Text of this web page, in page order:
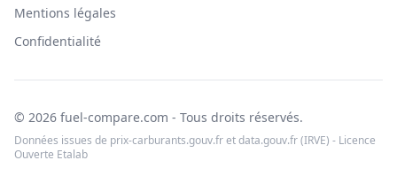
Mentions légales
Confidentialité
© 2026 fuel-compare.com - Tous droits réservés.
Données issues de prix-carburants.gouv.fr et data.gouv.fr (IRVE) - Licence
Ouverte Etalab